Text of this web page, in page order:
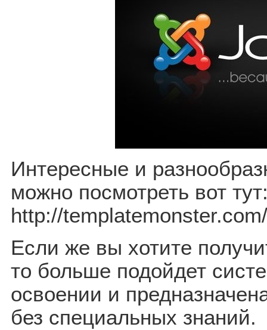
Интересные и
можно посмотреть вот
http://
Если же вы хотите
то больше подойдет
освоении и
без специальных знаний.